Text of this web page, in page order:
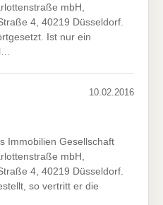
mbH,
4, 40219 Düsseldorf.
Ist nur ein
10.02.2016
Immobilien Gesellschaft
mbH,
4, 40219 Düsseldorf.
so vertritt er die